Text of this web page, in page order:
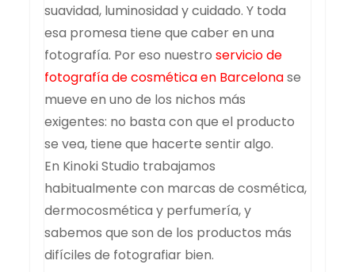
suavidad, luminosidad y cuidado. Y toda
esa promesa tiene que caber en una
fotografía. Por eso nuestroservicio de
fotografía de cosmética en Barcelonase
mueve en uno de los nichos más
exigentes: no basta con que el producto
se vea, tiene que hacerte sentir algo.
En Kinoki Studio trabajamos
habitualmente con marcas de cosmética,
dermocosmética y perfumería, y
sabemos que son de los productos más
difíciles de fotografiar bien.